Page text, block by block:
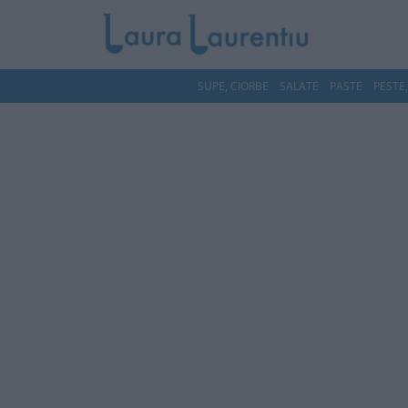
SUPE, CIORBE SALATE PASTE